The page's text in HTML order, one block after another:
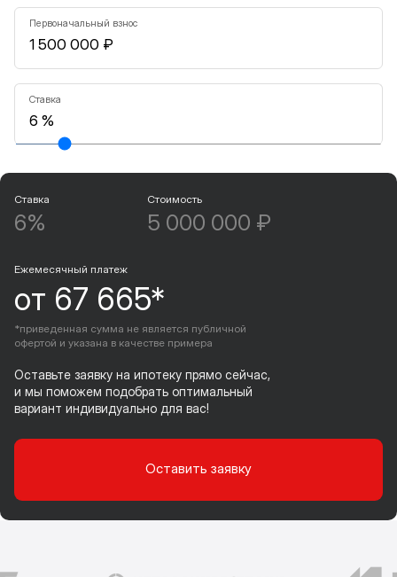
Первоначальный взнос
Ставка
Ставка
6%
Стоимость
5 000 000 ₽
Ежемесячный платеж
от 67 665*
*приведенная сумма не является публичной
офертой и указана в качестве примера
Оставьте заявку на ипотеку прямо сейчас,
и мы поможем подобрать оптимальный
вариант индивидуально для вас!
Оставить заявку